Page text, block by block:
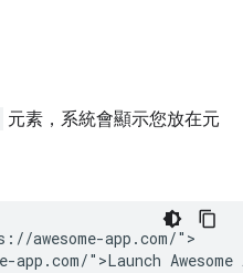
元素，系統會顯示您放在元
app.com/">
app.com/">Launch Awesome